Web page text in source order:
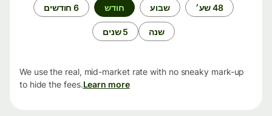
48 שע׳ שבוע חודש 6 חודשים
שנה 5 שנים
We use the real, mid-market rate with no sneaky mark-up
to hide the fees.Learn more